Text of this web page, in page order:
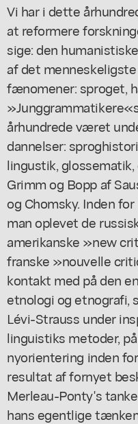
Vi har i dette
at reformere
sige: den
af det
fænomener: sproget,
århundrede været
dannelser:
lingustik,
Grimm og Bopp af
og Chomsky. Inden
man oplevet de
amerikanske »new
franske »nouvelle
kontakt med på den
etnologi og etnografi,
Lévi-Strauss under
linguistiks metoder,
nyorientering inden
resultat af fornyet
Merleau-Ponty's
hans egentlige